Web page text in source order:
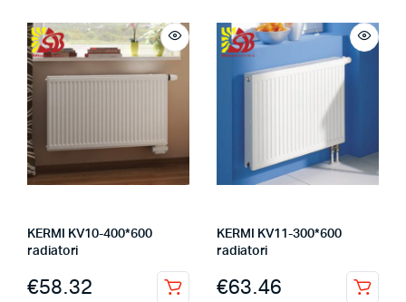
KERMI KV10-400*600
radiatori
€58.32
KERMI KV11-300*600
radiatori
€63.46